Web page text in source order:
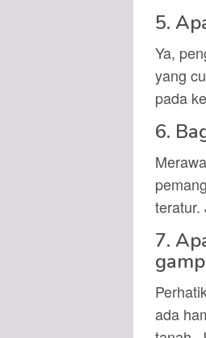
5.
Ya,
yang
pada
6.
teratur.
7.
ada